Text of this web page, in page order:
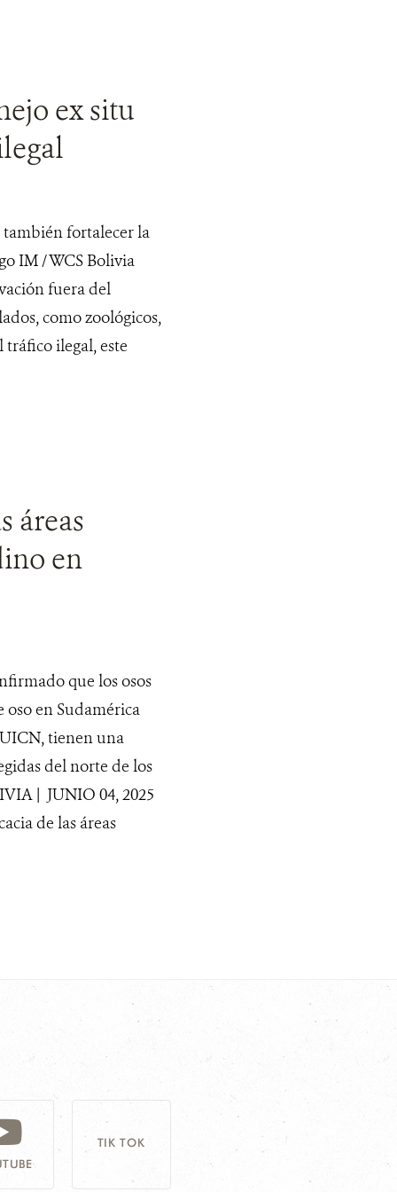
ex situ
también fortalecer la
IM / WCS Bolivia
fuera del
como zoológicos,
ilegal, este
áreas
en
que los osos
en Sudamérica
tienen una
del norte de los
| JUNIO 04, 2025
de las áreas
TIK TOK